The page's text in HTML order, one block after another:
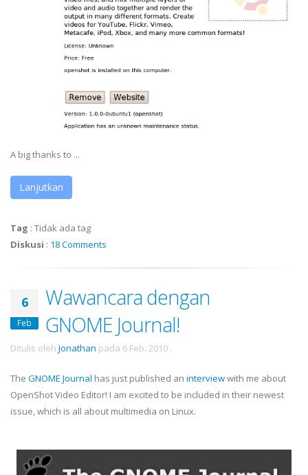
A big thanks to ...
Lanjutkan
Tag : Tidak ada tag
Diskusi : 18 Comments
6
Feb
Wawancara dengan
GNOME Journal!
Ditulis oleh Jonathan pada 6 Feb. 2010 .
The GNOME Journal has just published an interviewwith me about
OpenShot Video Editor! I am excited to be included in their newest
issue, which is all about multimedia on Linux.